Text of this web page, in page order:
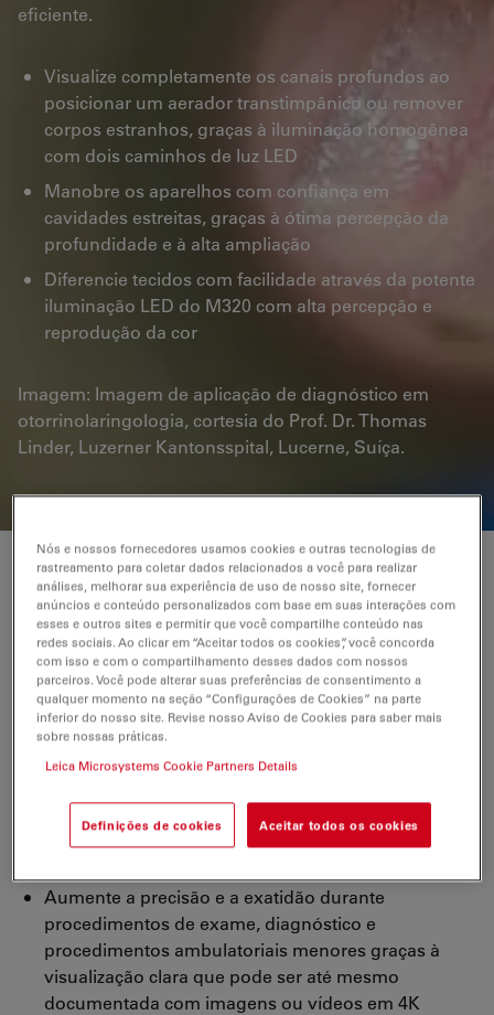
eficiente.
Visualize completamente os canais profundos ao
posicionar um aerador transtimpânico ou remover
corpos estranhos, graças à iluminação homogênea
com dois caminhos de luz LED
Manobre os aparelhos com confiança em
cavidades estreitas, graças à ótima percepção da
profundidade e à alta ampliação
Diferencie tecidos com facilidade através da potente
iluminação LED do M320 com alta percepção e
reprodução da cor
Imagem: Imagem de aplicação de diagnóstico em
otorrinolaringologia, cortesia do Prof. Dr. Thomas
Linder, Luzerner Kantonsspital, Lucerne, Suíça.
Foco no que realmente importa
O M320 oferece uma imagem nítida, clara e com cores
verdadeiras com a impressionante profundidade de
campo—um pré-requisito para maior percepção.
Mantenha o foco em seu paciente e mantenha a
eficiência e a concentração, mudando os níveis de
foco de forma rápida e fácil
Minimize a interrupção do fluxo de trabalho graças
Aumente a precisão e a exatidão durante
procedimentos de exame, diagnóstico e
procedimentos ambulatoriais menores graças à
visualização clara que pode ser até mesmo
documentada com imagens ou vídeos em 4K
Nós e nossos fornecedores usamos cookies e outras tecnologias de
rastreamento para coletar dados relacionados a você para realizar
análises, melhorar sua experiência de uso de nosso site, fornecer
anúncios e conteúdo personalizados com base em suas interações com
esses e outros sites e permitir que você compartilhe conteúdo nas
redes sociais. Ao clicar em “Aceitar todos os cookies”, você concorda
com isso e com o compartilhamento desses dados com nossos
parceiros. Você pode alterar suas preferências de consentimento a
qualquer momento na seção “Configurações de Cookies” na parte
inferior do nosso site. Revise nosso Aviso de Cookies para saber mais
sobre nossas práticas.
Leica Microsystems Cookie Partners Details
Definições de cookies Aceitar todos os cookies